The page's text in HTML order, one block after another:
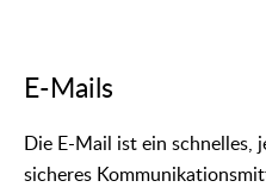
E-Mails
Die E-Mail ist ein schnelles,
sicheres